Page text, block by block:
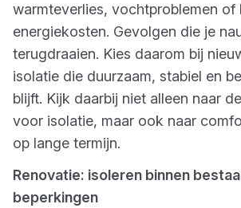
warmteverlies, vochtproblemen of
energiekosten. Gevolgen die je
terugdraaien. Kies daarom bij
isolatie die duurzaam, stabiel en
blijft. Kijk daarbij niet alleen naar
voor isolatie, maar ook naar
op lange termijn.
Renovatie: isoleren binnen
beperkingen